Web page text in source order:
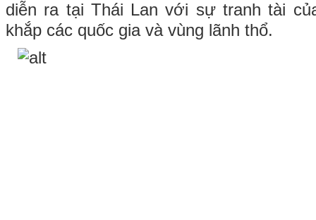
diễn ra tại Thái Lan với sự tranh tài
khắp các quốc gia và vùng lãnh thổ.